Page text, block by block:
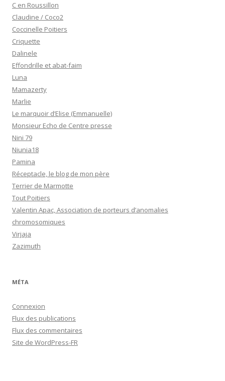
C en Roussillon
Claudine / Coco2
Coccinelle Poitiers
Criquette
Dalinele
Effondrille et abat-faim
Luna
Mamazerty
Marlie
Le marquoir d’Elise (Emmanuelle)
Monsieur Echo de Centre presse
Nini 79
Niunia18
Pamina
Réceptacle, le blog de mon père
Terrier de Marmotte
Tout Poitiers
Valentin Apac, Association de porteurs d’anomalies
chromosomiques
Virjaja
Zazimuth
MÉTA
Connexion
Flux des publications
Flux des commentaires
Site de WordPress-FR